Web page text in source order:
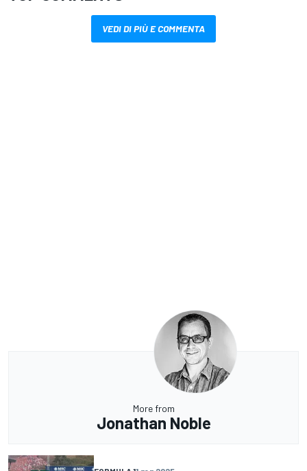
VEDI DI PIÙ E COMMENTA
More from
Jonathan Noble